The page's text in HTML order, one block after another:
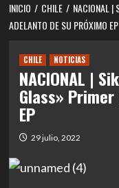
INICIO CHILE
NACIONAL |
ADELANTO DE SU PRÓXIMO EP
CHILE NOTICIAS
NACIONAL |
Glass»
EP
29 julio, 2022